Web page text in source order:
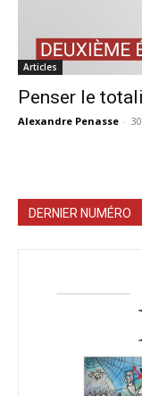
Articles
Penser le
Alexandre Penasse -
DERNIER NUMÉRO